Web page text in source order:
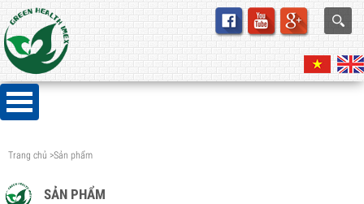
Trang chủ >Sản phẩm
SẢN PHẨM